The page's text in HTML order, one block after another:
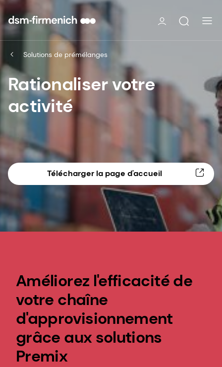
Solutions de prémélanges
Rationaliser votre
activité
Télécharger la page d'accueil
Améliorez l'efficacité de
votre chaîne
d'approvisionnement
grâce aux solutions
Premix